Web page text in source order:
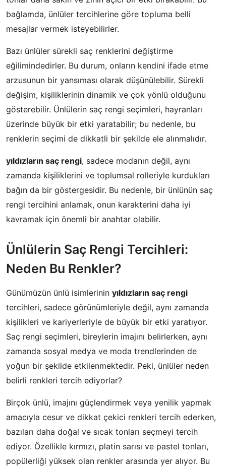
bağlamda, ünlüler tercihlerine göre topluma belli
mesajlar vermek isteyebilirler.
Bazı ünlüler sürekli saç renklerini değiştirme
eğilimindedirler. Bu durum, onların kendini ifade etme
arzusunun bir yansıması olarak düşünülebilir. Sürekli
değişim, kişiliklerinin dinamik ve çok yönlü olduğunu
gösterebilir. Ünlülerin saç rengi seçimleri, hayranları
üzerinde büyük bir etki yaratabilir; bu nedenle, bu
renklerin seçimi de dikkatli bir şekilde ele alınmalıdır.
yıldızların saç rengi, sadece modanın değil, aynı
zamanda kişiliklerini ve toplumsal rolleriyle kurdukları
bağın da bir göstergesidir. Bu nedenle, bir ünlünün saç
rengi tercihini anlamak, onun karakterini daha iyi
kavramak için önemli bir anahtar olabilir.
Ünlülerin Saç Rengi Tercihleri:
Neden Bu Renkler?
Günümüzün ünlü isimlerinin yıldızların saç rengi
tercihleri, sadece görünümleriyle değil, aynı zamanda
kişilikleri ve kariyerleriyle de büyük bir etki yaratıyor.
Saç rengi seçimleri, bireylerin imajını belirlerken, aynı
zamanda sosyal medya ve moda trendlerinden de
yoğun bir şekilde etkilenmektedir. Peki, ünlüler neden
belirli renkleri tercih ediyorlar?
Birçok ünlü, imajını güçlendirmek veya yenilik yapmak
amacıyla cesur ve dikkat çekici renkleri tercih ederken,
bazıları daha doğal ve sıcak tonları seçmeyi tercih
ediyor. Özellikle kırmızı, platin sarısı ve pastel tonları,
popülerliği yüksek olan renkler arasında yer alıyor. Bu